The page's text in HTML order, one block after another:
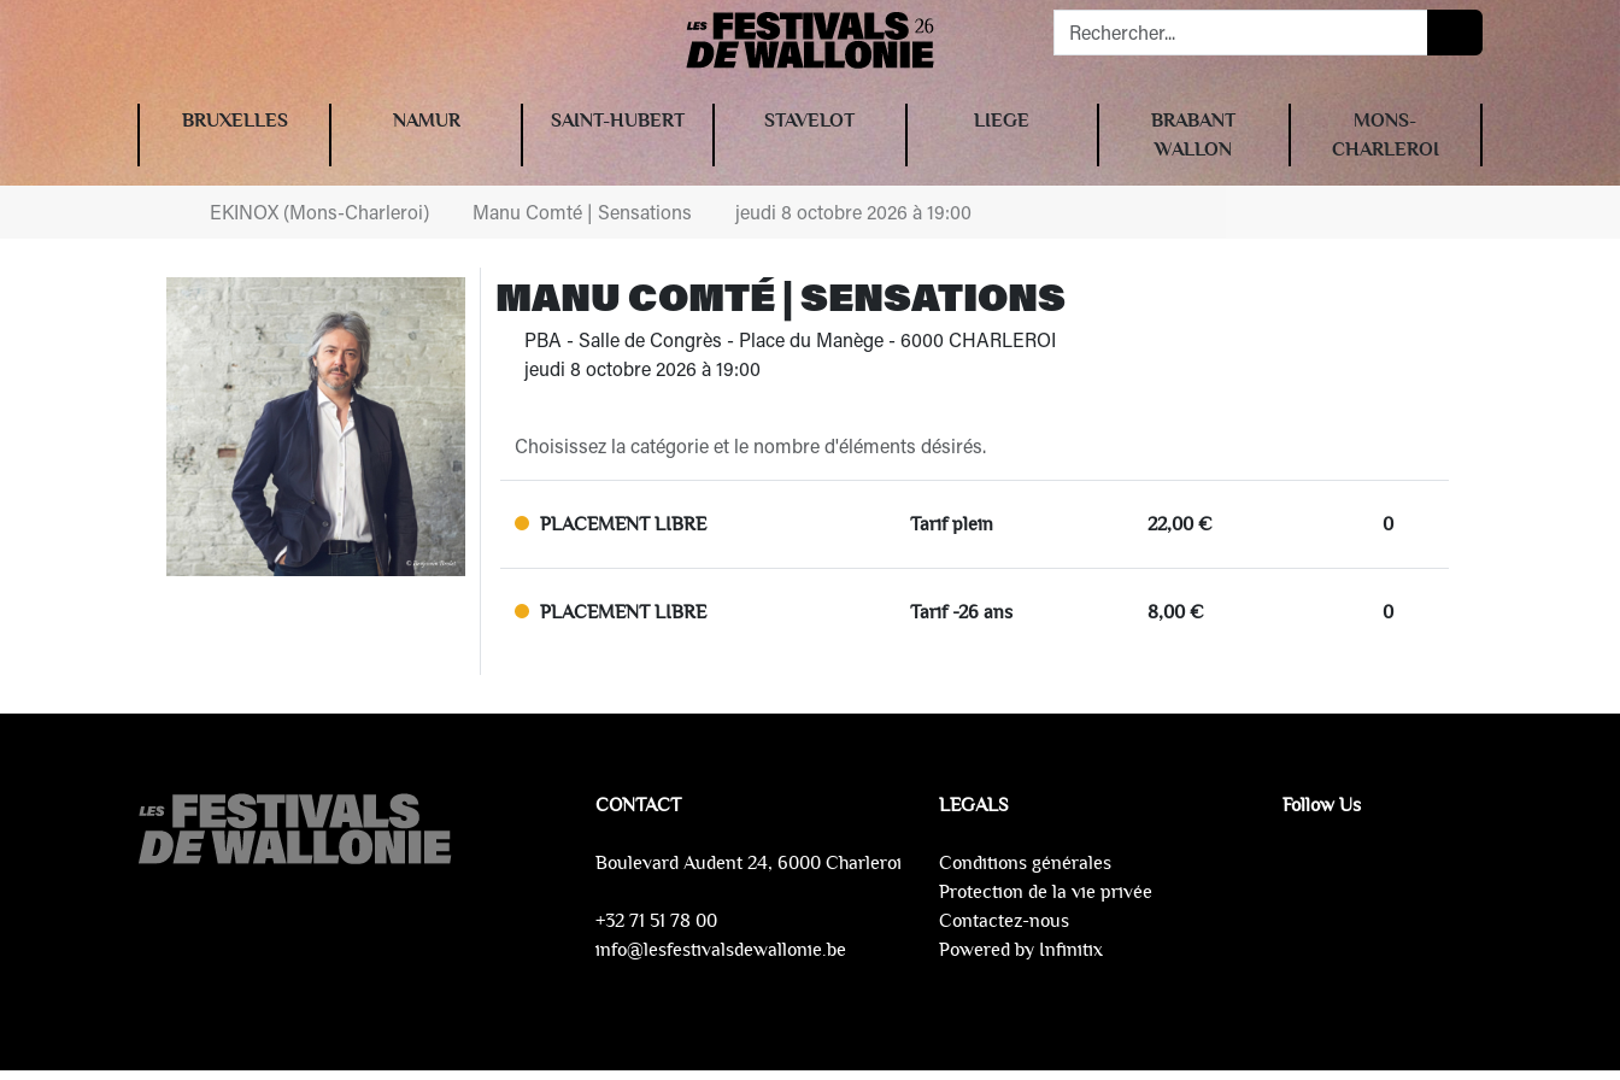
BRUXELLES NAMUR SAINT-HUBERT STAVELOT LIEGE
BRABANT
WALLON
MONS-
CHARLEROI
EKINOX (Mons-Charleroi) Manu Comté | Sensations jeudi 8 octobre 2026 à 19:00
MANU COMTÉ | SENSATIONS
PBA - Salle de Congrès - Place du Manège - 6000 CHARLEROI
jeudi 8 octobre 2026 à 19:00
Choisissez la catégorie et le nombre d'éléments désirés.
PLACEMENT LIBRE Tarif plein 22,00 € 0
PLACEMENT LIBRE Tarif -26 ans 8,00 € 0
CONTACT
Boulevard Audent 24, 6000 Charleroi
+32 71 51 78 00
info@lesfestivalsdewallonie.be
LEGALS
Conditions générales
Protection de la vie privée
Contactez-nous
Powered by Infinitix
Follow Us